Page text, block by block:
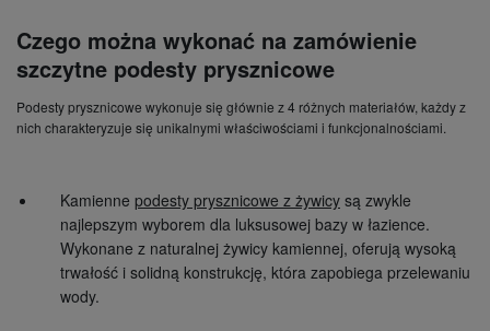
Czego można wykonać na zamówienie
szczytne podesty prysznicowe
Podesty prysznicowe wykonuje się głównie z 4 różnych materiałów, każdy z
nich charakteryzuje się unikalnymi właściwościami i funkcjonalnościami.
Kamienne podesty prysznicowe z żywicy są zwykle
najlepszym wyborem dla luksusowej bazy w łazience.
Wykonane z naturalnej żywicy kamiennej, oferują wysoką
trwałość i solidną konstrukcję, która zapobiega przelewaniu
wody.